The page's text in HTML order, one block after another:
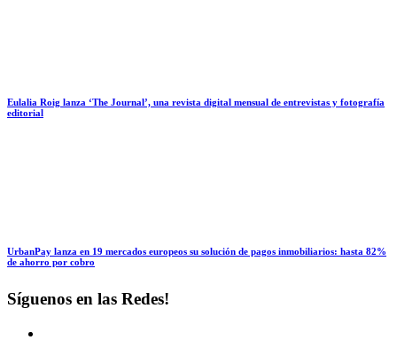
Eulalia Roig lanza ‘The Journal’, una revista digital mensual de entrevistas y fotografía
editorial
UrbanPay lanza en 19 mercados europeos su solución de pagos inmobiliarios: hasta 82%
de ahorro por cobro
Síguenos en las Redes!